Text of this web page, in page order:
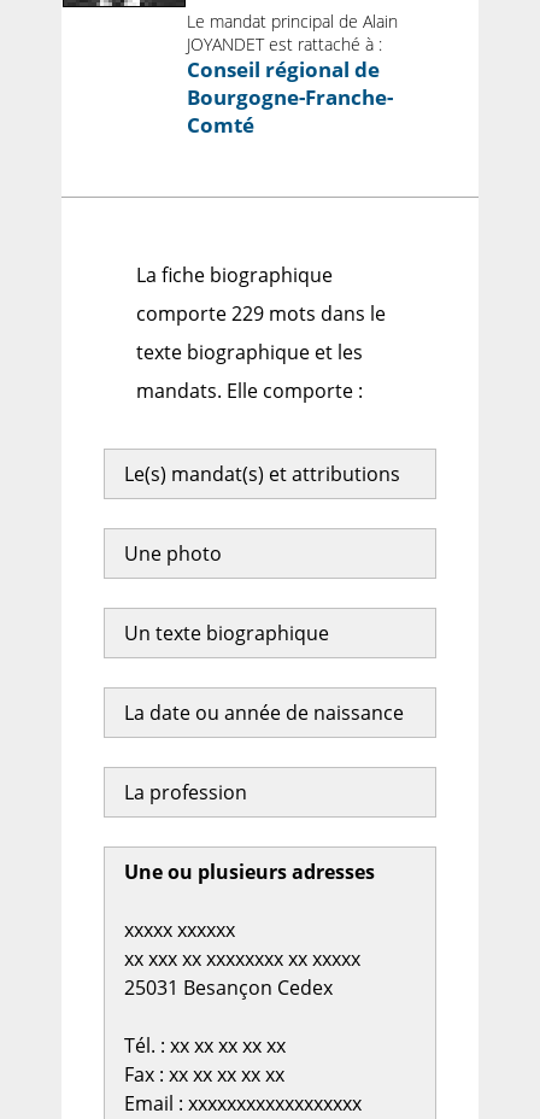
Le mandat principal de Alain
JOYANDET est rattaché à :
Conseil régional de
Bourgogne-Franche-
Comté
La fiche biographique
comporte 229 mots dans le
texte biographique et les
mandats. Elle comporte :
Le(s) mandat(s) et attributions
Une photo
Un texte biographique
La date ou année de naissance
La profession
Une ou plusieurs adresses
xxxxx xxxxxx
xx xxx xx xxxxxxxx xx xxxxx
25031 Besançon Cedex
Tél. : xx xx xx xx xx
Fax : xx xx xx xx xx
Email : xxxxxxxxxxxxxxxxxx